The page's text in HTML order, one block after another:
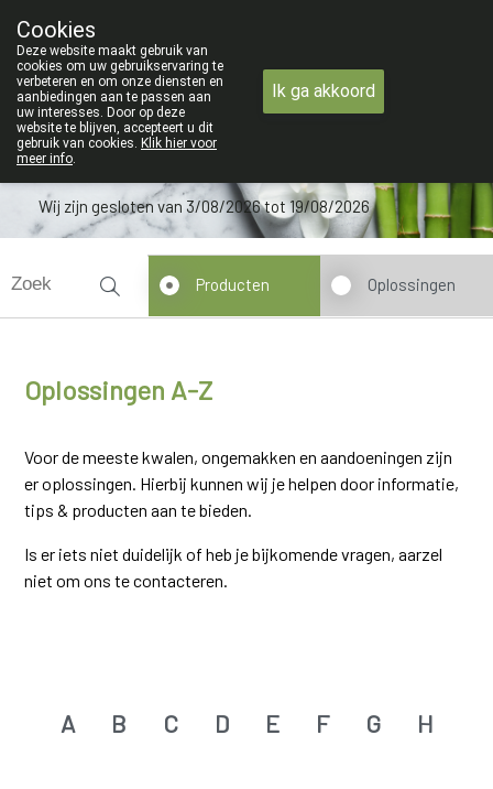
09 228 32 36
Wij zijn gesloten van 3/08/2026 tot 19/08/2026
Oplossingen A-Z
Producten Oplossingen
Voor de meeste kwalen, ongemakken en aandoeningen zijn
er oplossingen. Hierbij kunnen wij je helpen door informatie,
tips & producten aan te bieden.
Is er iets niet duidelijk of heb je bijkomende vragen, aarzel
niet om ons te contacteren.
A B C D E F G H
Cookies
Deze website maakt gebruik van
cookies om uw gebruikservaring te
verbeteren en om onze diensten en
aanbiedingen aan te passen aan
uw interesses. Door op deze
website te blijven, accepteert u dit
gebruik van cookies. Klik hier voor
meer info.
Ik ga akkoord